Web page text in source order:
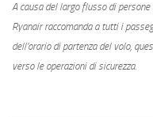
A causa del largo flusso di
Ryanair raccomanda a tutti i
dell’orario di partenza del volo,
verso le operazioni di sicurezza.